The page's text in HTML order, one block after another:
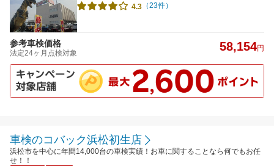
4.3 （23件）
参考車検価格
法定24ヶ月点検対象 58,154円
車検のコバック浜松初生店
浜松市を中心に年間14,000台の車検実績！お車に関することなら何でもお任
せ！！